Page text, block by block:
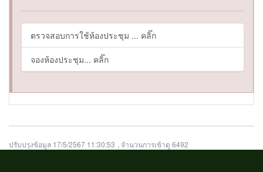
ตรวจสอบการใช้ห้องประชุม ... คลิ๊ก
จองห้องประชุม... คลิ๊ก
ปรับปรุงข้อมูล 17/5/2567 11:30:53 , จำนวนการเข้าดู 6492